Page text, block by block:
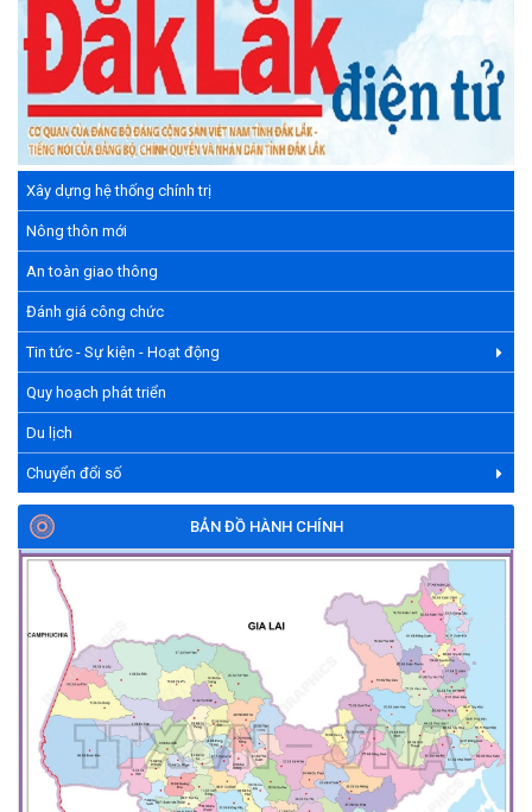
Xây dựng hệ thống chính trị
Nông thôn mới
An toàn giao thông
Đánh giá công chức
Tin tức - Sự kiện - Hoạt động
Quy hoạch phát triển
Du lịch
Chuyển đổi số
BẢN ĐỒ HÀNH CHÍNH